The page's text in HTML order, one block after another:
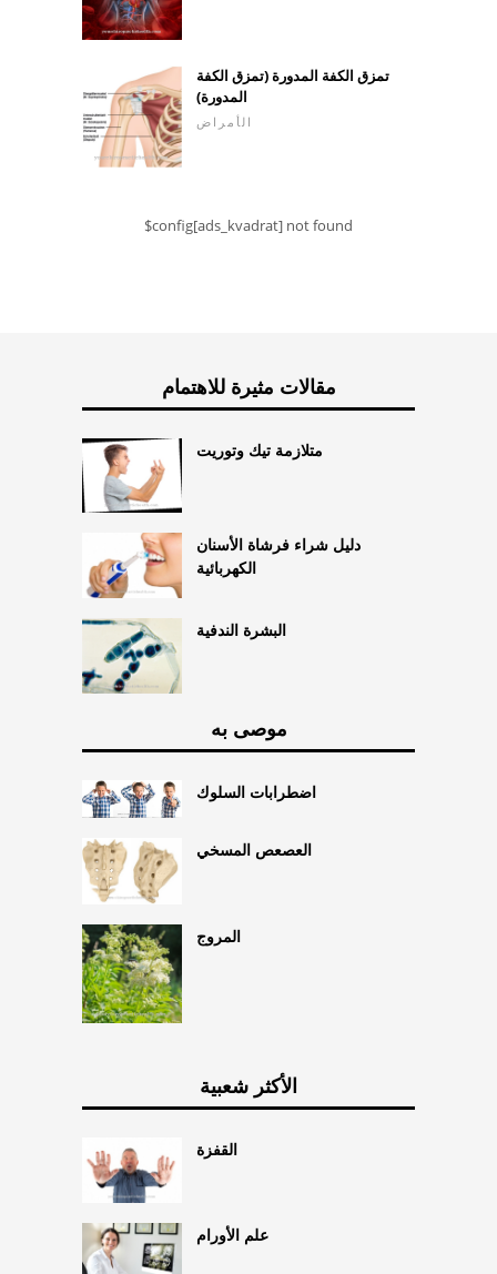
تمزق الكفة المدورة (تمزق الكفة
المدورة)
الأمراض
$config[ads_kvadrat] not found
مقالات مثيرة للاهتمام
متلازمة تيك وتوريت
دليل شراء فرشاة الأسنان
الكهربائية
البشرة الندفية
موصى به
اضطرابات السلوك
العصعص المسخي
المروج
الأكثر شعبية
القفزة
علم الأورام